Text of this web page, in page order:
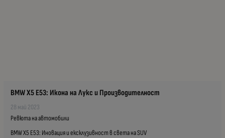
BMW X5 E53: Икона на Лукс и Производителност
28 май 2023
Ревюта на автомобили
BMW X5 E53: Иновация и ексклузивност в света на SUV